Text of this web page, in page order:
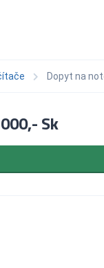
Dopyt na
Sk